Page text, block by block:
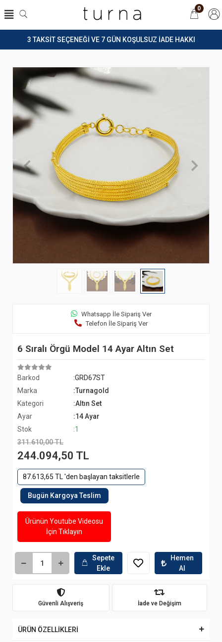
3 TAKSİT SEÇENEĞİ VE 7 GÜN KOŞULSUZ İADE HAKKI
0
Whatsapp İle Sipariş Ver
Telefon İle Sipariş Ver
6 Sıralı Örgü Model 14 Ayar Altın Set
Barkod
:GRD67ST
Marka
:Turnagold
Kategori
:Altın Set
Ayar
:14 Ayar
Stok
:1
311.610,00 TL
244.094,50 TL
87.613,65 TL 'den başlayan taksitlerle
Bugün Kargoya Teslim
Ürünün Youtube Videosu
İçin Tıklayın
Sepete
Ekle
Hemen
Al
Güvenli Alışveriş İade ve Değişim
ÜRÜN ÖZELLİKLERİ